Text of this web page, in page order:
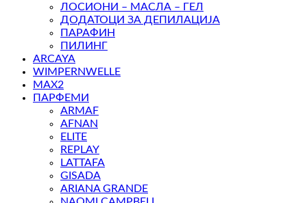
ЛОСИОНИ – МАСЛА – ГЕЛ
ДОДАТОЦИ ЗА ДЕПИЛАЦИЈА
ПАРАФИН
ПИЛИНГ
ARCAYA
WIMPERNWELLE
MAX2
ПАРФЕМИ
ARMAF
AFNAN
ELITE
REPLAY
LATTAFA
GISADA
ARIANA GRANDE